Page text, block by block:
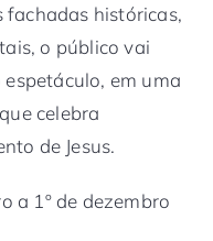
fachadas históricas,
o público vai
em uma
celebra
de Jesus.
a 1º de dezembro